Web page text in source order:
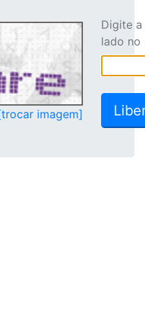
imagem]
Digite
lado no